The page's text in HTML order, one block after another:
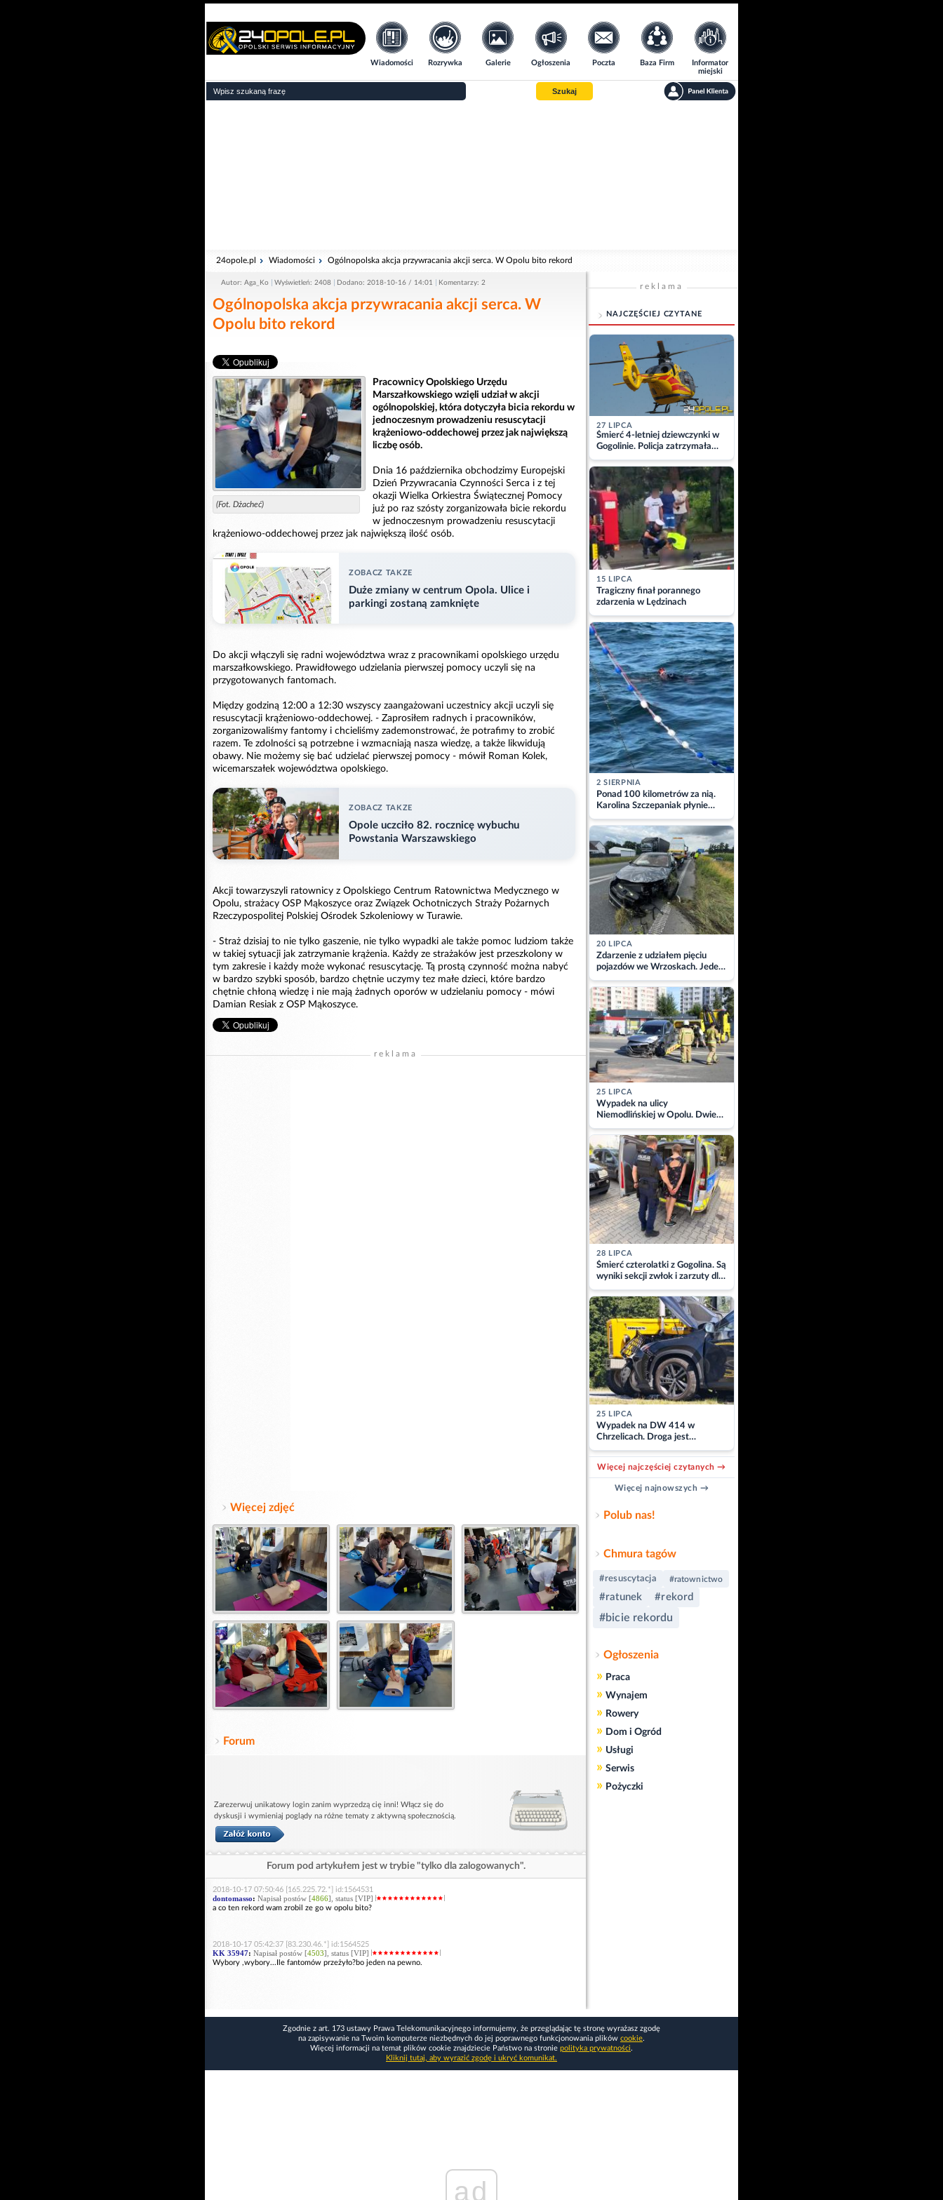
Wiadomości Rozrywka Galerie Ogłoszenia Poczta Baza Firm
Informator
miejski
Szukaj
24opole.pl Wiadomości Ogólnopolska akcja przywracania akcji serca. W Opolu bito rekord
Autor: Aga_Ko Wyświetleń: 2408 Dodano: 2018-10-16 / 14:01 Komentarzy: 2
Ogólnopolska akcja przywracania akcji serca. W
Opolu bito rekord
(Fot. Dżacheć)
Pracownicy Opolskiego Urzędu
Marszałkowskiego wzięli udział w akcji
ogólnopolskiej, która dotyczyła bicia rekordu w
jednoczesnym prowadzeniu resuscytacji
krążeniowo-oddechowej przez jak największą
liczbę osób.
Dnia 16 października obchodzimy Europejski
Dzień Przywracania Czynności Serca i z tej
okazji Wielka Orkiestra Świątecznej Pomocy
już po raz szósty zorganizowała bicie rekordu
w jednoczesnym prowadzeniu resuscytacji
krążeniowo-oddechowej przez jak największą ilość osób.
ZOBACZ TAKZE
Duże zmiany w centrum Opola. Ulice i
parkingi zostaną zamknięte
Do akcji włączyli się radni województwa wraz z pracownikami opolskiego urzędu
marszałkowskiego. Prawidłowego udzielania pierwszej pomocy uczyli się na
przygotowanych fantomach.
Między godziną 12:00 a 12:30 wszyscy zaangażowani uczestnicy akcji uczyli się
resuscytacji krążeniowo-oddechowej. - Zaprosiłem radnych i pracowników,
zorganizowaliśmy fantomy i chcieliśmy zademonstrować, że potrafimy to zrobić
razem. Te zdolności są potrzebne i wzmacniają nasza wiedzę, a także likwidują
obawy. Nie możemy się bać udzielać pierwszej pomocy - mówił Roman Kolek,
wicemarszałek województwa opolskiego.
ZOBACZ TAKZE
Opole uczciło 82. rocznicę wybuchu
Powstania Warszawskiego
Akcji towarzyszyli ratownicy z Opolskiego Centrum Ratownictwa Medycznego w
Opolu, strażacy OSP Mąkoszyce oraz Związek Ochotniczych Straży Pożarnych
Rzeczypospolitej Polskiej Ośrodek Szkoleniowy w Turawie.
- Straż dzisiaj to nie tylko gaszenie, nie tylko wypadki ale także pomoc ludziom także
w takiej sytuacji jak zatrzymanie krążenia. Każdy ze strażaków jest przeszkolony w
tym zakresie i każdy może wykonać resuscytację. Tą prostą czynność można nabyć
w bardzo szybki sposób, bardzo chętnie uczymy tez małe dzieci, które bardzo
chętnie chłoną wiedzę i nie mają żadnych oporów w udzielaniu pomocy - mówi
Damian Resiak z OSP Mąkoszyce.
reklama
Więcej zdjęć
Forum
Zarezerwuj unikatowy login zanim wyprzedzą cię inni! Włącz się do
dyskusji i wymieniaj poglądy na różne tematy z aktywną społecznością.
Forum pod artykułem jest w trybie "tylko dla zalogowanych".
2018-10-17 07:50:46 [165.225.72.*] id:1564531
dontomasso: Napisał postów [4866], status [VIP]
a co ten rekord wam zrobil ze go w opolu bito?
2018-10-17 05:42:37 [83.230.46.*] id:1564525
KK 35947: Napisał postów [4503], status [VIP]
Wybory ,wybory...Ile fantomów przeżyło?bo jeden na pewno.
reklama
NAJCZĘŚCIEJ CZYTANE
27 LIPCA
Śmierć 4-letniej dziewczynki w
Gogolinie. Policja zatrzymała
matkę
15 LIPCA
Tragiczny finał porannego
zdarzenia w Lędzinach
2 SIERPNIA
Ponad 100 kilometrów za nią.
Karolina Szczepaniak płynie
przez Bałtyk dla Piotra.
Aktualizacja
20 LIPCA
Zdarzenie z udziałem pięciu
pojazdów we Wrzoskach. Jeden
z kierowców zabrany w
kajdankach
25 LIPCA
Wypadek na ulicy
Niemodlińskiej w Opolu. Dwie
osoby w szpitalu
28 LIPCA
Śmierć czterolatki z Gogolina. Są
wyniki sekcji zwłok i zarzuty dla
matki
25 LIPCA
Wypadek na DW 414 w
Chrzelicach. Droga jest
zablokowana
Więcej najczęściej czytanych →
Więcej najnowszych →
Polub nas!
Chmura tagów
#resuscytacja #ratownictwo
#ratunek #rekord
#bicie rekordu
Ogłoszenia
» Praca
» Wynajem
» Rowery
» Dom i Ogród
» Usługi
» Serwis
» Pożyczki
Zgodnie z art. 173 ustawy Prawa Telekomunikacyjnego informujemy, że przeglądając tę stronę wyrażasz zgodę
na zapisywanie na Twoim komputerze niezbędnych do jej poprawnego funkcjonowania plików cookie.
Więcej informacji na temat plików cookie znajdziecie Państwo na stronie polityka prywatności.
Kliknij tutaj, aby wyrazić zgodę i ukryć komunikat.
ad